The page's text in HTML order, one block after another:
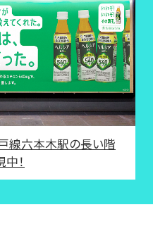
線六本木駅の長い階
！